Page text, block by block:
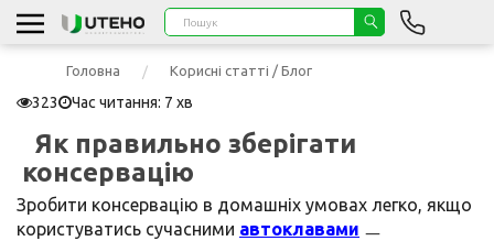
Головна Корисні статті / Блог
323 Час читання: 7 хв
Як правильно зберігати
консервацію
Зробити консервацію в домашніх умовах легко, якщо
користуватись сучасними автоклавами ㅡ